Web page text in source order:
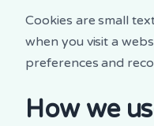
Cookies are small
when you visit a
preferences and
How we